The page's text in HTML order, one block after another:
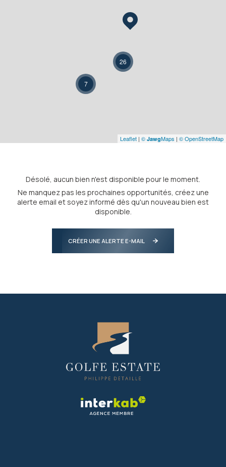
7
26
Leaflet | © JawgMaps | © OpenStreetMap
Désolé, aucun bien n'est disponible pour le moment.
Ne manquez pas les prochaines opportunités, créez une
alerte email et soyez informé dès qu'un nouveau bien est
disponible.
CRÉER UNE ALERTE E-MAIL